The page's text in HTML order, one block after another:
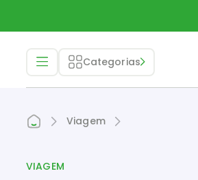
Categorias
Viagem
VIAGEM